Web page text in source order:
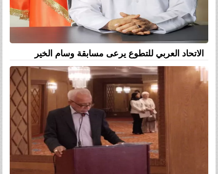
الاتحاد العربي للتطوع يرعى مسابقة وسام الخير